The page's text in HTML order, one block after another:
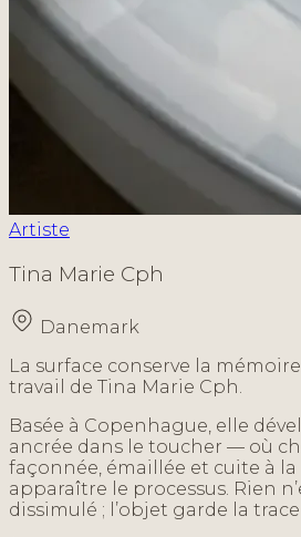
Artiste
Tina Marie Cph
Danemark
La surface conserve la
travail de Tina Marie Cph.
Basée à Copenhague, elle
ancrée dans le toucher — où
façonnée, émaillée et cuite à
apparaître le processus. Rien
dissimulé ; l’objet garde la